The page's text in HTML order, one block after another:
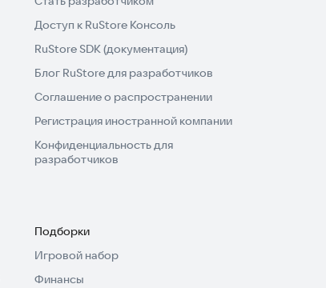
Доступ к RuStore Консоль
RuStore SDK (документация)
Блог RuStore для разработчиков
Соглашение о распространении
Регистрация иностранной компании
Конфиденциальность для
разработчиков
Подборки
Игровой набор
Финансы